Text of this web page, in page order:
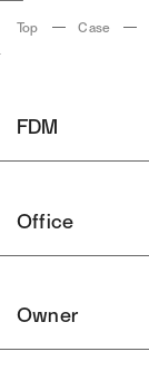
Top Case
FDM
Office
Owner